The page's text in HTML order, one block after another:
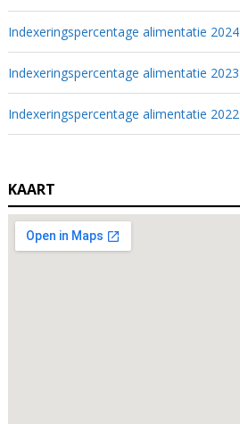
Indexeringspercentage alimentatie 2024
Indexeringspercentage alimentatie 2023
Indexeringspercentage alimentatie 2022
KAART